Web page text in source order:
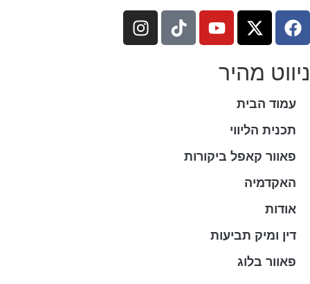
מהיר
עמוד הבית
תכנית הליווי
פאוור קאפל ביקורות
האקדמיה
אודות
דין ומיק תביעות
פאוור בלוג